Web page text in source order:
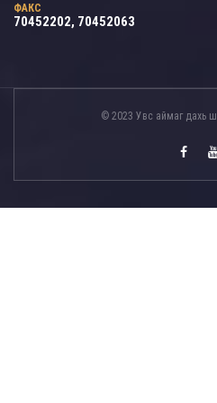
ФАКС
70452202, 70452063
© 2023 Увс аймаг дахь